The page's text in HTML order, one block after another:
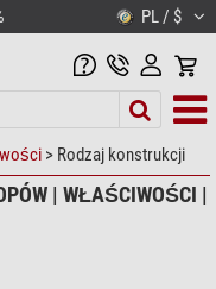
PL / $
> Rodzaj konstrukcji
| WŁAŚCIWOŚCI |